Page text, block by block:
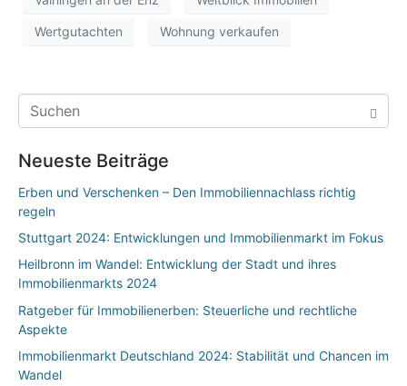
Wertgutachten Wohnung verkaufen
Neueste Beiträge
Erben und Verschenken – Den Immobiliennachlass richtig
regeln
Stuttgart 2024: Entwicklungen und Immobilienmarkt im Fokus
Heilbronn im Wandel: Entwicklung der Stadt und ihres
Immobilienmarkts 2024
Ratgeber für Immobilienerben: Steuerliche und rechtliche
Aspekte
Immobilienmarkt Deutschland 2024: Stabilität und Chancen im
Wandel